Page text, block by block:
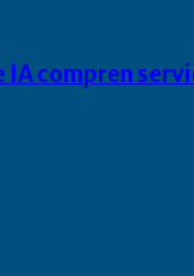
IA compren